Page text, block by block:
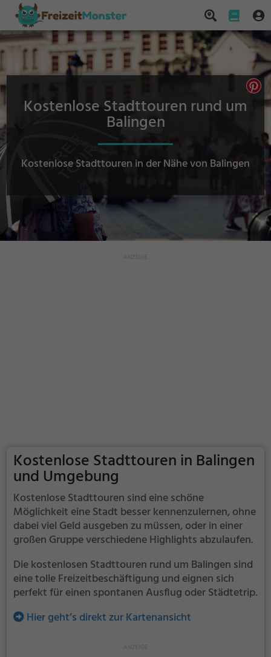
Kostenlose Stadttouren rund um
Balingen
Kostenlose Stadttouren in der Nähe von Balingen
Kostenlose Stadttouren in Balingen
und Umgebung
Kostenlose Stadttouren sind eine schöne
Möglichkeit eine Stadt besser kennenzulernen, ohne
dabei viel Geld ausgeben zu müssen, oder in einer
großen Gruppe verschiedene Highlights abzulaufen.
Die kostenlosen Stadttouren rund um Balingen sind
eine tolle Freizeitbeschäftigung und eignen sich
perfekt für einen spontanen Ausflug oder Städtetrip.
Hier geht’s direkt zur Kartenansicht